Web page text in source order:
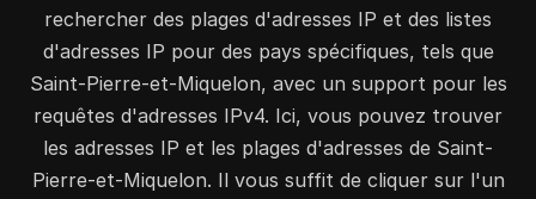
rechercher des plages d'adresses IP et des listes
d'adresses IP pour des pays spécifiques, tels que
Saint-Pierre-et-Miquelon, avec un support pour les
requêtes d'adresses IPv4. Ici, vous pouvez trouver
les adresses IP et les plages d'adresses de Saint-
Pierre-et-Miquelon. Il vous suffit de cliquer sur l'un